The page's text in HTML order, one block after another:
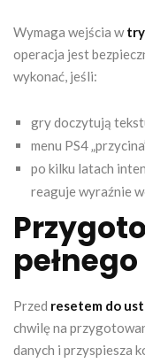
Wymaga wejścia w
operacja jest
wykonać, jeśli:
gry doczytują
menu PS4
po kilku latach
reaguje wyraźnie
Przed resetem do
chwilę na
danych i przyspiesza